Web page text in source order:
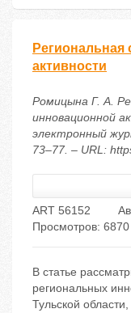
Региональная
активности
Ромицына Г. А.
инновационной
электронный
73–77. – URL:
ART 56152
Просмотров: 6870
В статье
региональных
Тульской